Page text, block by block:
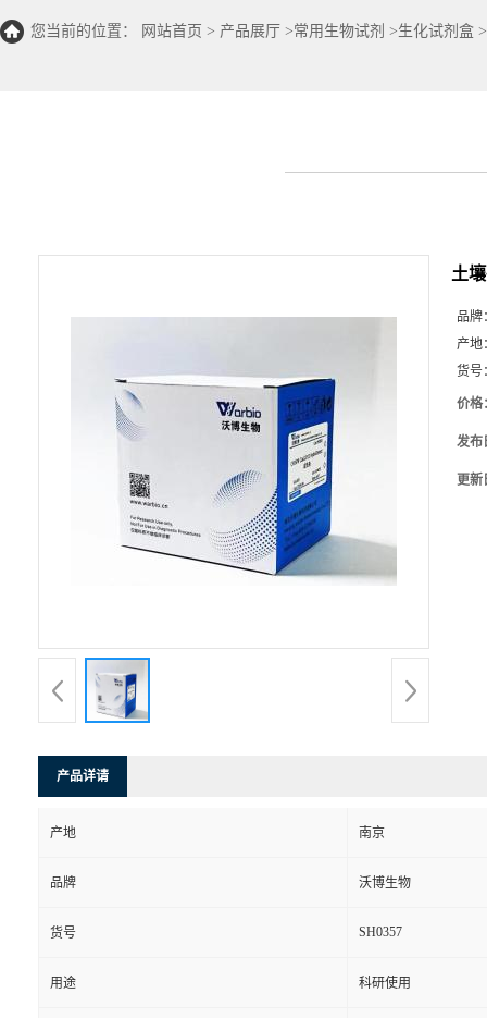
您当前的位置： 网站首页 > 产品展厅 >常用生物试剂 >生化试剂盒 >
土
品牌
产地
货号
价格
发布
更新
产品详请
产地 南京
品牌 沃博生物
货号 SH0357
用途 科研使用